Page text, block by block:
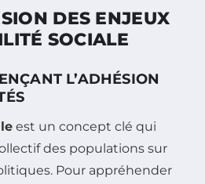
DES ENJEUX
SOCIALE
L’ADHÉSION
est un concept clé qui
des populations sur
Pour appréhender